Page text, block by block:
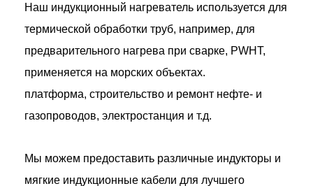
Наш индукционный нагреватель используется для
термической обработки труб, например, для
предварительного нагрева при сварке, PWHT,
применяется на морских объектах.
платформа, строительство и ремонт нефте- и
газопроводов, электростанция и т.д.
Мы можем предоставить различные индукторы и
мягкие индукционные кабели для лучшего